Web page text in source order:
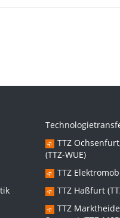
TTZ
(TTZ-WUE)
TTZ
TTZ Haßfurt
TTZ